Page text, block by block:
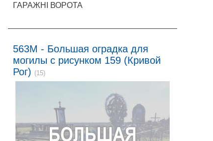
ГАРАЖНІ ВОРОТА
563M - Большая оградка для
могилы с рисунком 159 (Кривой
Рог) (15)